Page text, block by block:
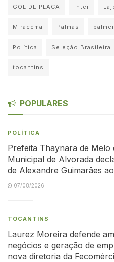
GOL DE PLACA Inter
Miracema Palmas
Política Seleção Brasileira
tocantins
POPULARES
POLÍTICA
Prefeita Thaynara de Melo
Municipal de Alvorada
de Alexandre Guimarães
07/08/2026
TOCANTINS
Laurez Moreira defende
negócios e geração de
nova diretoria da